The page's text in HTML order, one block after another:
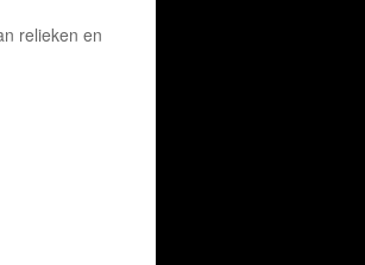
relieken en